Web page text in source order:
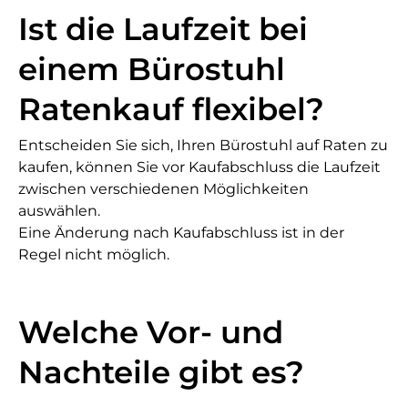
Ist die Laufzeit bei
einem Bürostuhl
Ratenkauf flexibel?
Entscheiden Sie sich, Ihren Bürostuhl auf Raten zu
kaufen, können Sie vor Kaufabschluss die Laufzeit
zwischen verschiedenen Möglichkeiten
auswählen.
Eine Änderung nach Kaufabschluss ist in der
Regel nicht möglich.
Welche Vor- und
Nachteile gibt es?